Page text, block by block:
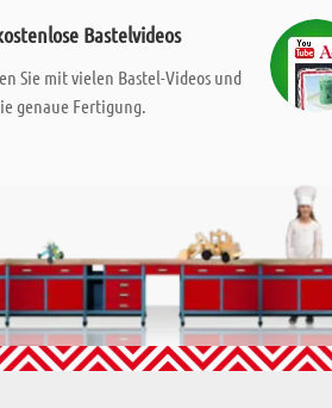
Bastelvideos
Sie mit vielen Bastel-Videos und
genaue Fertigung.